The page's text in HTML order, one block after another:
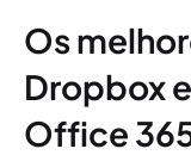
Os
Dropbox
Office